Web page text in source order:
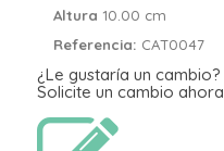
Altura 10.00 cm
Referencia: CAT0047
¿Le gustaría un cambio?
Solicite un cambio ahora